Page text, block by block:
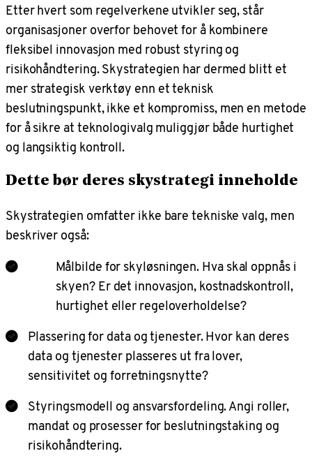
Etter hvert som regelverkene utvikler seg, står
organisasjoner overfor behovet for å kombinere
fleksibel innovasjon med robust styring og
risikohåndtering. Skystrategien har dermed blitt et
mer strategisk verktøy enn et teknisk
beslutningspunkt, ikke et kompromiss, men en metode
for å sikre at teknologivalg muliggjør både hurtighet
og langsiktig kontroll.
Dette bør deres skystrategi inneholde
Skystrategien omfatter ikke bare tekniske valg, men
beskriver også:
Målbilde for skyløsningen. Hva skal oppnås i
skyen? Er det innovasjon, kostnadskontroll,
hurtighet eller regeloverholdelse?
Plassering for data og tjenester. Hvor kan deres
data og tjenester plasseres ut fra lover,
sensitivitet og forretningsnytte?
Styringsmodell og ansvarsfordeling. Angi roller,
mandat og prosesser for beslutningstaking og
risikohåndtering.